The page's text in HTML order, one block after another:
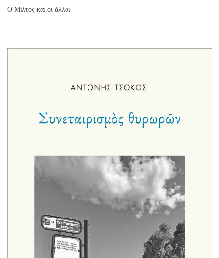
Ο Μίλτος και οι άλλοι